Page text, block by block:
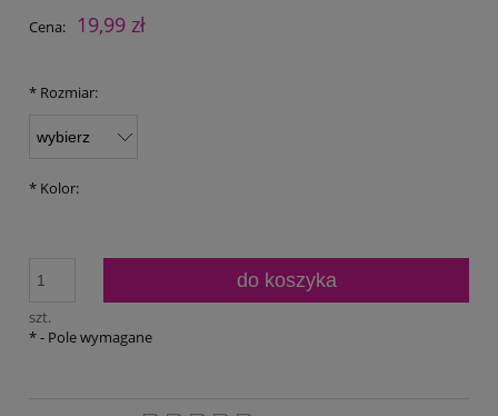
Cena: 19,99 zł
* Rozmiar:
* Kolor:
szt.
do koszyka
*- Pole wymagane